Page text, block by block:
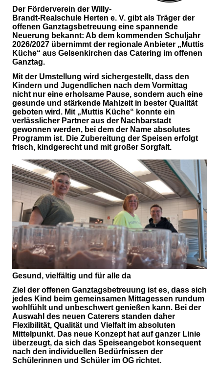
Der Förderverein der Willy-
Brandt-Realschule Herten e. V. gibt als Träger der
offenen Ganztagsbetreuung eine spannende
Neuerung bekannt: Ab dem kommenden Schuljahr
2026/2027 übernimmt der regionale Anbieter „Muttis
Küche“ aus Gelsenkirchen das Catering im offenen
Ganztag.
Mit der Umstellung wird sichergestellt, dass den
Kindern und Jugendlichen nach dem Vormittag
nicht nur eine erholsame Pause, sondern auch eine
gesunde und stärkende Mahlzeit in bester Qualität
geboten wird. Mit „Muttis Küche“ konnte ein
verlässlicher Partner aus der Nachbarstadt
gewonnen werden, bei dem der Name absolutes
Programm ist. Die Zubereitung der Speisen erfolgt
frisch, kindgerecht und mit großer Sorgfalt.
Gesund, vielfältig und für alle da
Ziel der offenen Ganztagsbetreuung ist es, dass sich
jedes Kind beim gemeinsamen Mittagessen rundum
wohlfühlt und unbeschwert genießen kann. Bei der
Auswahl des neuen Caterers standen daher
Flexibilität, Qualität und Vielfalt im absoluten
Mittelpunkt. Das neue Konzept hat auf ganzer Linie
überzeugt, da sich das Speiseangebot konsequent
nach den individuellen Bedürfnissen der
Schülerinnen und Schüler im OG richtet.